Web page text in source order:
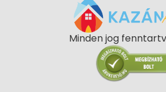
Minden jog